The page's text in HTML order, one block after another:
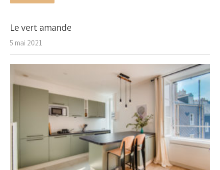
Le vert amande
5 mai 2021